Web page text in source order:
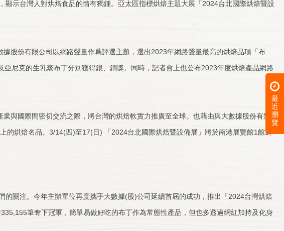
示台灣人對烘焙食品的情有獨鍾。亞太區指標烘焙主題大展「2024台北國際烘焙暨設
份有限公司以網路聲量作爲評選主題，選出2023年網路聲量最高的烘焙品項「布
尼克的生乳蒸布丁分別獲得銀、銅獎。同時，記者會上也公布2023年度烘焙產品網路
國際間密切交流之際，將台灣的烘焙軟實力推廣至全球。也藉由與大數據股份有限
烘焙名品。3/14(四)至17(日) 「2024台北國際烘焙暨設備展」將於南港展覽館1館1、
關注。今年主辦單位再度攜手大數據(股)公司延續首屆的成功，推出「2024台灣烘焙
筆奪下冠軍，簡單易做好吃的布丁作為常態性產品，但也多透過網紅加持及化身
最
近
瀏
覽